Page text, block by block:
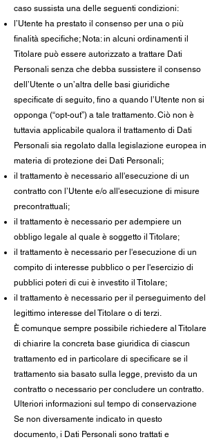
caso sussista una delle seguenti condizioni:
l’Utente ha prestato il consenso per una o più
finalità specifiche; Nota: in alcuni ordinamenti il
Titolare può essere autorizzato a trattare Dati
Personali senza che debba sussistere il consenso
dell’Utente o un’altra delle basi giuridiche
specificate di seguito, fino a quando l’Utente non si
opponga (“opt-out”) a tale trattamento. Ciò non è
tuttavia applicabile qualora il trattamento di Dati
Personali sia regolato dalla legislazione europea in
materia di protezione dei Dati Personali;
il trattamento è necessario all'esecuzione di un
contratto con l’Utente e/o all'esecuzione di misure
precontrattuali;
il trattamento è necessario per adempiere un
obbligo legale al quale è soggetto il Titolare;
il trattamento è necessario per l'esecuzione di un
compito di interesse pubblico o per l'esercizio di
pubblici poteri di cui è investito il Titolare;
il trattamento è necessario per il perseguimento del
legittimo interesse del Titolare o di terzi.
È comunque sempre possibile richiedere al Titolare
di chiarire la concreta base giuridica di ciascun
trattamento ed in particolare di specificare se il
trattamento sia basato sulla legge, previsto da un
contratto o necessario per concludere un contratto.
Ulteriori informazioni sul tempo di conservazione
Se non diversamente indicato in questo
documento, i Dati Personali sono trattati e